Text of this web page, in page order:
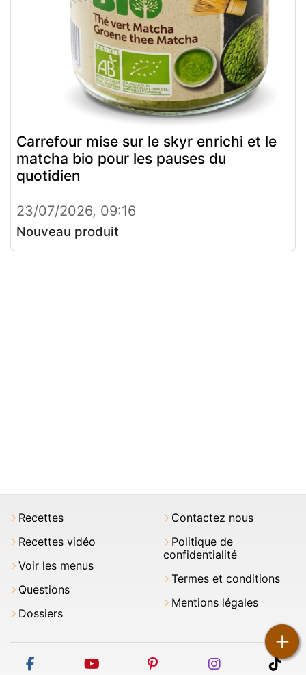
+
Carrefour mise sur le skyr enrichi et le
matcha bio pour les pauses du
quotidien
23/07/2026, 09:16
Nouveau produit
Recettes
Recettes vidéo
Voir les menus
Questions
Dossiers
Contactez nous
Politique de
confidentialité
Termes et conditions
Mentions légales
facebook youtube pinterest instagram